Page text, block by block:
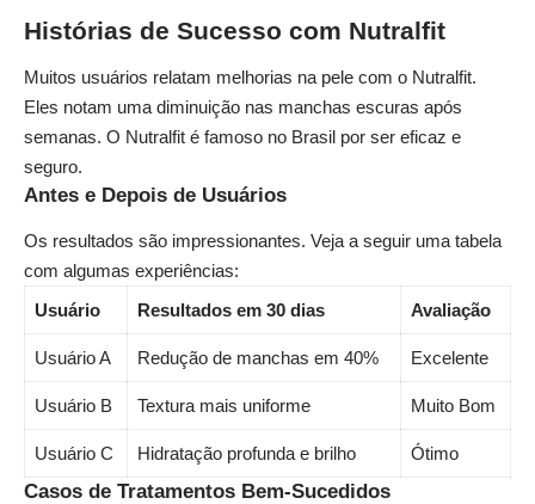
Histórias de Sucesso com Nutralfit
Muitos usuários relatam melhorias na pele com o Nutralfit.
Eles notam uma diminuição nas manchas escuras após
semanas. O Nutralfit é famoso no Brasil por ser eficaz e
seguro.
Antes e Depois de Usuários
Os resultados são impressionantes. Veja a seguir uma tabela
com algumas experiências:
Usuário
Resultados em 30 dias Avaliação
Usuário A Redução de manchas em 40% Excelente
Usuário B Textura mais uniforme Muito Bom
Usuário C Hidratação profunda e brilho Ótimo
Casos de Tratamentos Bem-Sucedidos